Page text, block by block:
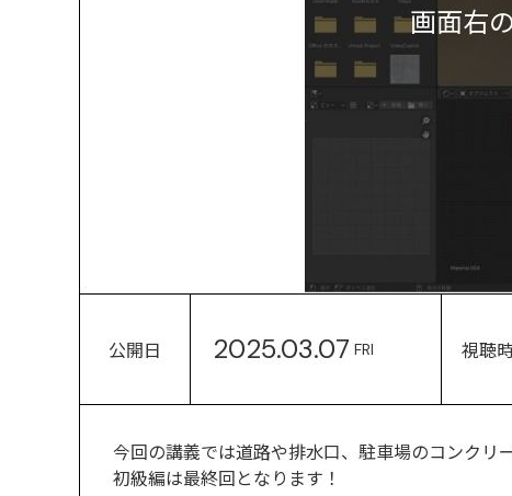
画面右
公開日 2025.03.07 FRI 視聴
今回の講義では道路や排水口、駐車場のコンクリ
初級編は最終回となります！